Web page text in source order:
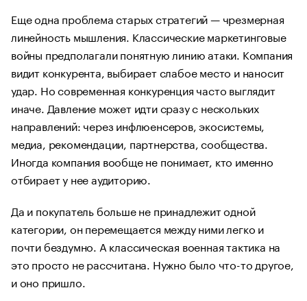
Еще одна проблема старых стратегий — чрезмерная
линейность мышления. Классические маркетинговые
войны предполагали понятную линию атаки. Компания
видит конкурента, выбирает слабое место и наносит
удар. Но современная конкуренция часто выглядит
иначе. Давление может идти сразу с нескольких
направлений: через инфлюенсеров, экосистемы,
медиа, рекомендации, партнерства, сообщества.
Иногда компания вообще не понимает, кто именно
отбирает у нее аудиторию.
Да и покупатель больше не принадлежит одной
категории, он перемещается между ними легко и
почти бездумно. А классическая военная тактика на
это просто не рассчитана. Нужно было что-то другое,
и оно пришло.